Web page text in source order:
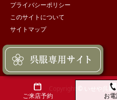
プライバシーポリシー
このサイトについて
サイトマップ
Copyright © いせや呉服
ご来店予約 お